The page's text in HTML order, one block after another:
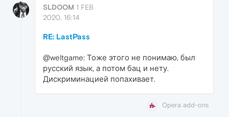
SLDOOM 1 FEB
2020, 16:14
RE: LastPass
@weltgame: Тоже этого не понимаю, был
русский язык, а потом бац и нету.
Дискриминацией попахивает.
Opera add-ons